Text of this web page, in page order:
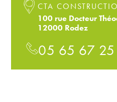
CTA
100 rue Docteur
12000 Rodez
05 65 67